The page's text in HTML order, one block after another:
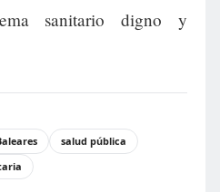
sanitario digno y
salud pública